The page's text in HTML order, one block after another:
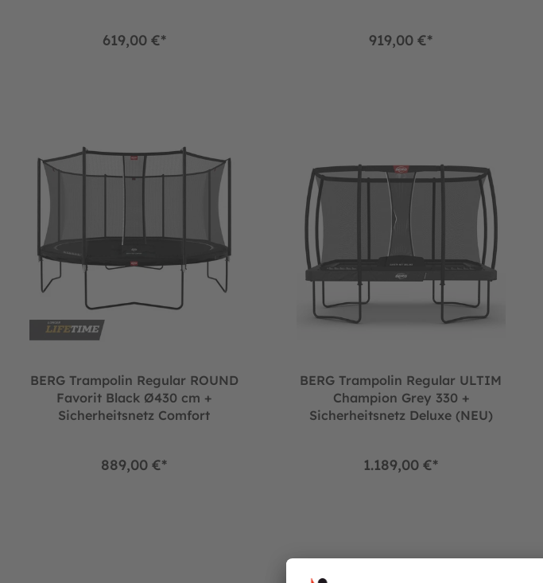
619,00 €* 919,00 €*
BERG Trampolin Regular ROUND
Favorit Black Ø430 cm +
Sicherheitsnetz Comfort
889,00 €*
BERG Trampolin Regular ULTIM Champion
BERG Trampolin Regular ULTIM
Champion Grey 330 +
Sicherheitsnetz Deluxe (NEU)
1.189,00 €*